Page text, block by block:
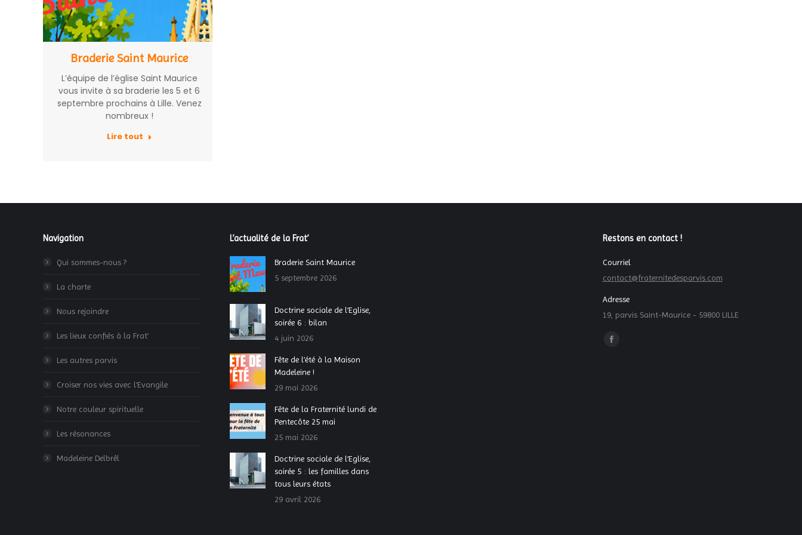
Braderie Saint Maurice
L’équipe de l’église Saint Maurice
vous invite à sa braderie les 5 et 6
septembre prochains à Lille. Venez
nombreux !
Lire tout
Navigation
Qui sommes-nous ?
La charte
Nous rejoindre
Les lieux confiés à la Frat’
Les autres parvis
Croiser nos vies avec l’Evangile
Notre couleur spirituelle
Les résonances
Madeleine Delbrêl
L’actualité de la Frat’
Braderie Saint Maurice
5 septembre 2026
Doctrine sociale de l’Eglise,
soirée 6 : bilan
4 juin 2026
Fête de l’été à la Maison
Madeleine !
29 mai 2026
Fête de la Fraternité lundi de
Pentecôte 25 mai
25 mai 2026
Doctrine sociale de l’Eglise,
soirée 5 : les familles dans
tous leurs états
29 avril 2026
Restons en contact !
Courriel
contact@fraternitedesparvis.com
Adresse
19, parvis Saint-Maurice - 59800 LILLE
Trouvez nous sur :
La